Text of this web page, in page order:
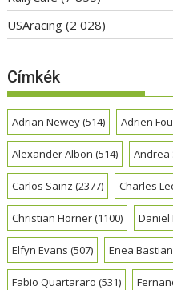
USAracing (2 028)
Címkék
Adrian Newey(514) Adrien
Alexander Albon (514) Andrea
Carlos Sainz (2377) Charles
Christian Horner(1100) Daniel
Elfyn Evans (507) Enea
Fabio Quartararo (531)